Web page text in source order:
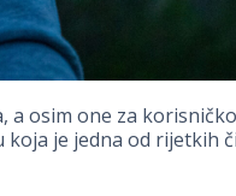
a osim one za korisničko
koja je jedna od rijetkih